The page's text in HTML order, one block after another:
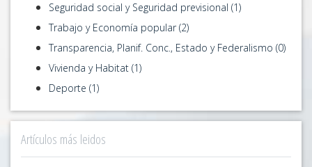
Seguridad social y Seguridad previsional (1)
Trabajo y Economía popular (2)
Transparencia, Planif. Conc., Estado y Federalismo (0)
Vivienda y Habitat (1)
Deporte (1)
Artículos más leidos